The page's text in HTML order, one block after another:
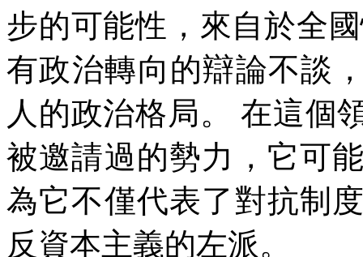
步的可能性，來自於全
有政治轉向的辯論不談
人的政治格局。
在這個
被邀請過的勢力，它可
為它不僅代表了對抗制
反資本主義的左派。